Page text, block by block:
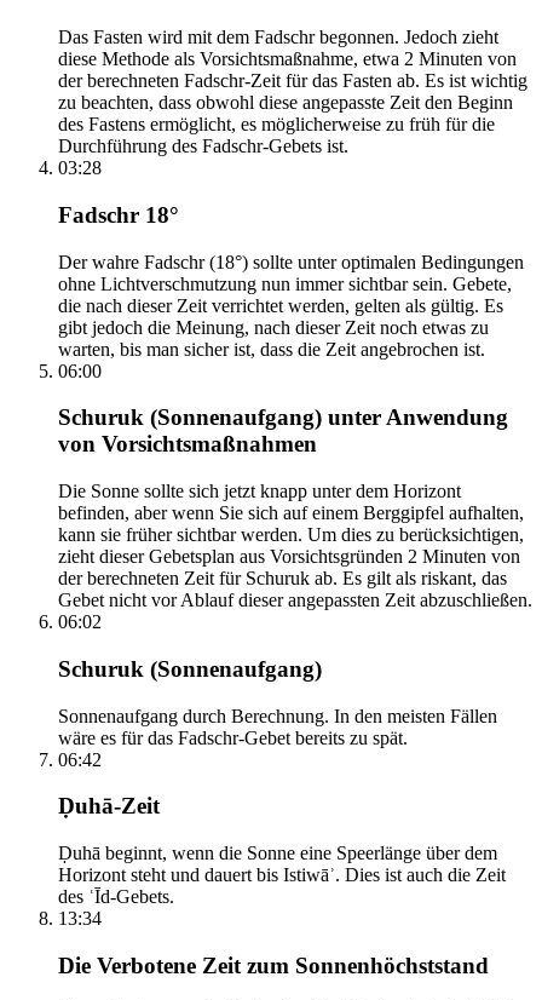
Das Fasten wird mit dem Fadschr begonnen. Jedoch zieht
diese Methode als Vorsichtsmaßnahme, etwa 2 Minuten von
der berechneten Fadschr-Zeit für das Fasten ab. Es ist wichtig
zu beachten, dass obwohl diese angepasste Zeit den Beginn
des Fastens ermöglicht, es möglicherweise zu früh für die
Durchführung des Fadschr-Gebets ist.
03:28
Fadschr 18°
Der wahre Fadschr (18°) sollte unter optimalen Bedingungen
ohne Lichtverschmutzung nun immer sichtbar sein. Gebete,
die nach dieser Zeit verrichtet werden, gelten als gültig. Es
gibt jedoch die Meinung, nach dieser Zeit noch etwas zu
warten, bis man sicher ist, dass die Zeit angebrochen ist.
06:00
Schuruk (Sonnenaufgang) unter Anwendung
von Vorsichtsmaßnahmen
Die Sonne sollte sich jetzt knapp unter dem Horizont
befinden, aber wenn Sie sich auf einem Berggipfel aufhalten,
kann sie früher sichtbar werden. Um dies zu berücksichtigen,
zieht dieser Gebetsplan aus Vorsichtsgründen 2 Minuten von
der berechneten Zeit für Schuruk ab. Es gilt als riskant, das
Gebet nicht vor Ablauf dieser angepassten Zeit abzuschließen.
06:02
Schuruk (Sonnenaufgang)
Sonnenaufgang durch Berechnung. In den meisten Fällen
wäre es für das Fadschr-Gebet bereits zu spät.
06:42
Ḍuhā-Zeit
Ḍuhā beginnt, wenn die Sonne eine Speerlänge über dem
Horizont steht und dauert bis Istiwāʾ. Dies ist auch die Zeit
des ʿĪd-Gebets.
13:34
Die Verbotene Zeit zum Sonnenhöchststand